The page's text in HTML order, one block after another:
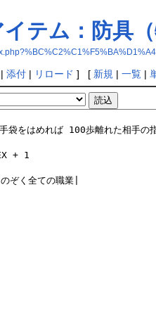
テム：防具（
添付| リロード ] [ 新規 | 一覧|